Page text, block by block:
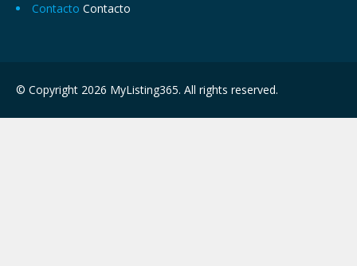
Contacto Contacto
© Copyright 2026 MyListing365. All rights reserved.